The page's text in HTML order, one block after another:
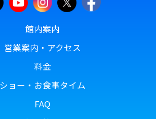
館内案内
営業案内・アクセス
料金
ショー・お食事タイム
FAQ